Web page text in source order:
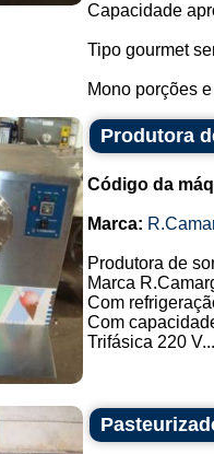
Capacidade
Tipo gourmet
Mono porções
Produtora
Código da
Marca:
Produtora de
Marca
Com
Com
Trifásica 220 V...